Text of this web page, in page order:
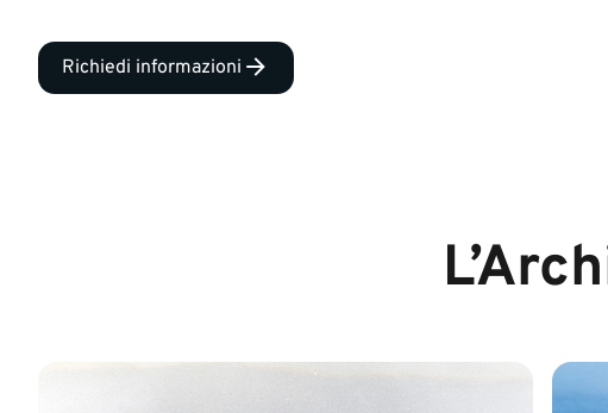
Richiedi informazioni